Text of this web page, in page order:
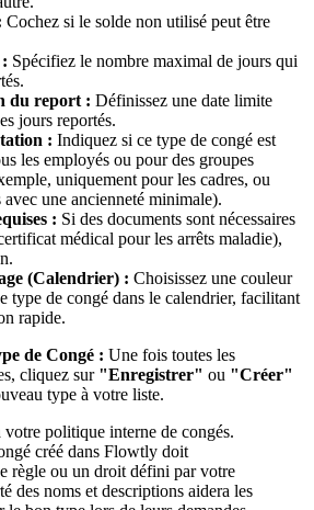
Cochez si le solde non utilisé peut être
Spécifiez le nombre maximal de jours qui
du report : Définissez une date limite
jours reportés.
: Indiquez si ce type de congé est
les employés ou pour des groupes
uniquement pour les cadres, ou
une ancienneté minimale).
: Si des documents sont nécessaires
médical pour les arrêts maladie),
(Calendrier) : Choisissez une couleur
type de congé dans le calendrier, facilitant
rapide.
de Congé : Une fois toutes les
cliquez sur "Enregistrer" ou "Créer"
type à votre liste.
votre politique interne de congés.
créé dans Flowtly doit
règle ou un droit défini par votre
des noms et descriptions aidera les